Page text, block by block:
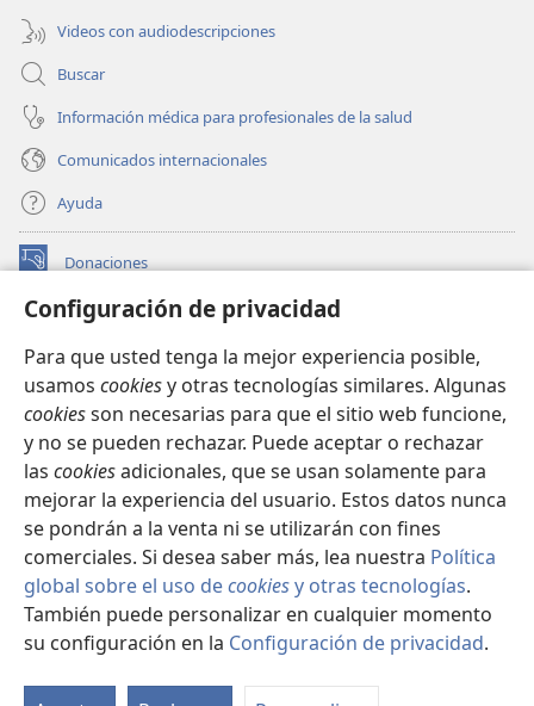
Configuración de privacidad
Para que usted tenga la mejor experiencia posible,
usamos cookiesy otras tecnologías similares. Algunas
cookiesson necesarias para que el sitio web funcione,
y no se pueden rechazar. Puede aceptar o rechazar
las cookiesadicionales, que se usan solamente para
mejorar la experiencia del usuario. Estos datos nunca
se pondrán a la venta ni se utilizarán con fines
comerciales. Si desea saber más, lea nuestra Política
global sobre el uso decookiesy otras tecnologías.
También puede personalizar en cualquier momento
su configuración en la Configuración de privacidad.
Videos con audiodescripciones
Buscar
Información médica para profesionales de la salud
Comunicados internacionales
Ayuda
Donaciones
(abre
nueva BIBLIOTECA EN LÍNEA Watchtower™
una
nueva
ventana)
JW Hub
(abre
una
nueva
ventana)
JW Library
Watchtower Library
Copyright© 2026 Watch Tower Bible and Tract Society of Pennsylvania.
CONDICIONES DE USO|POLÍTICA DE PRIVACIDAD|
CONFIGURACIÓN DE PRIVACIDAD